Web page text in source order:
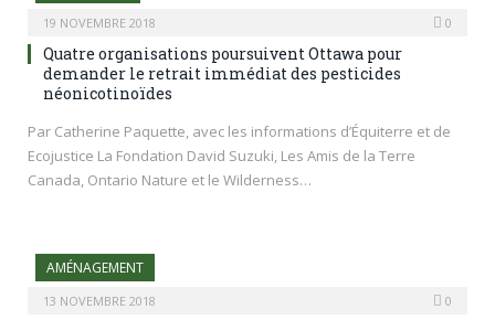
19 NOVEMBRE 2018 0
Quatre organisations poursuivent Ottawa pour
demander le retrait immédiat des pesticides
néonicotinoïdes
Par Catherine Paquette, avec les informations d’Équiterre et de
Ecojustice La Fondation David Suzuki, Les Amis de la Terre
Canada, Ontario Nature et le Wilderness…
AMÉNAGEMENT
13 NOVEMBRE 2018 0